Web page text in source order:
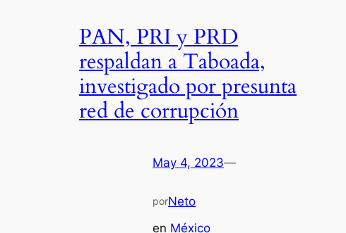
PAN, PRI y PRD
respaldan a Taboada,
investigado por presunta
red de corrupción
May 4, 2023—
porNeto
en México